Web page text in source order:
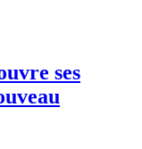
ses